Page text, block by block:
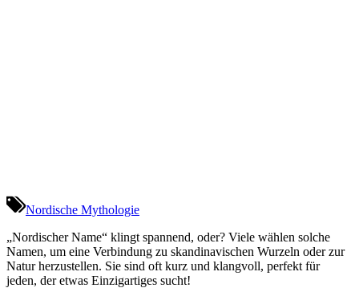
Nordische Mythologie
„Nordischer Name“ klingt spannend, oder? Viele wählen solche
Namen, um eine Verbindung zu skandinavischen Wurzeln oder zur
Natur herzustellen. Sie sind oft kurz und klangvoll, perfekt für
jeden, der etwas Einzigartiges sucht!